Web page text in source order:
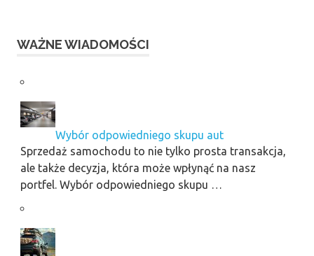
WAŻNE WIADOMOŚCI
Wybór odpowiedniego skupu aut
Sprzedaż samochodu to nie tylko prosta transakcja,
ale także decyzja, która może wpłynąć na nasz
portfel. Wybór odpowiedniego skupu …